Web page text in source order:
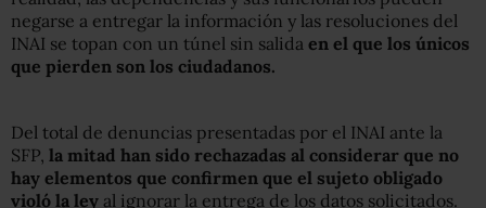
negarse a entregar la información y las resoluciones del
INAI se topan con un túnel sin salida en el que los únicos
que pierden son los ciudadanos.
Del total de denuncias presentadas por el INAI ante la
SFP, la mitad han sido rechazadas al considerar que no
hay elementos que confirmen que el sujeto obligado
violó la ley al ignorar la entrega de los datos solicitados.